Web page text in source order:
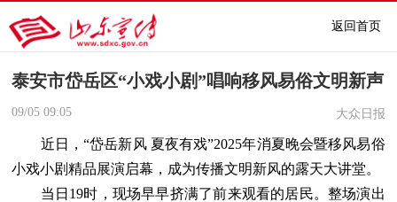
返回首页
泰安市岱岳区“小戏小剧”唱响移风易俗文明新声
09/05 09:05 大众日报
近日，“岱岳新风 夏夜有戏”2025年消夏晚会暨移风易俗
小戏小剧精品展演启幕，成为传播文明新风的露天大讲堂。
当日19时，现场早早挤满了前来观看的居民。整场演出